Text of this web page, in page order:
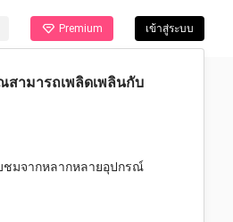
Premium เข้าสู่ระบบ